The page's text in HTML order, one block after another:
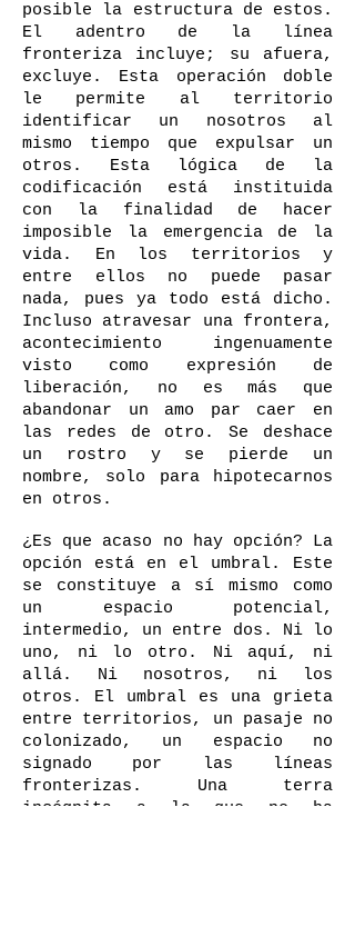
posible la estructura de estos.
El adentro de la línea
fronteriza incluye; su afuera,
excluye. Esta operación doble
le permite al territorio
identificar un nosotros al
mismo tiempo que expulsar un
otros. Esta lógica de la
codificación está instituida
con la finalidad de hacer
imposible la emergencia de la
vida. En los territorios y
entre ellos no puede pasar
nada, pues ya todo está dicho.
Incluso atravesar una frontera,
acontecimiento ingenuamente
visto como expresión de
liberación, no es más que
abandonar un amo par caer en
las redes de otro. Se deshace
un rostro y se pierde un
nombre, solo para hipotecarnos
en otros.
¿Es que acaso no hay opción? La
opción está en el umbral. Este
se constituye a sí mismo como
un espacio potencial,
intermedio, un entre dos. Ni lo
uno, ni lo otro. Ni aquí, ni
allá. Ni nosotros, ni los
otros. El umbral es una grieta
entre territorios, un pasaje no
colonizado, un espacio no
signado por las líneas
fronterizas. Una terra
incógnita a la que no ha